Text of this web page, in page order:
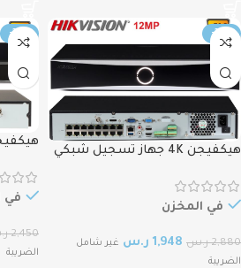
-32%
هيكفيجن 4K جهاز تسجيل شبكي
الكهرباء HIKVISION 4K NVR,1.5U
AcuSense 16CH DS‐7716NI‐I4/16P,
في المخزن
2,880 ر.س 1,948 ر.س غير شامل
الضريبة
-38%
S,
في
2,450
الضريبة